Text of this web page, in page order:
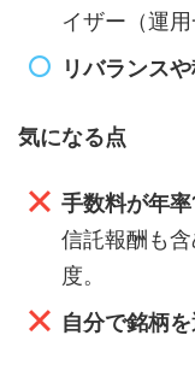
イザー（運用
リバランス
気になる点
手数料が年
信託報酬も
度。
自分で銘柄